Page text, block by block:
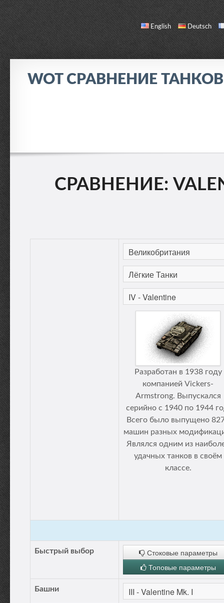
English Deutsch
WOT СРАВНЕНИЕ
О НАС / ОБРАТНАЯ СВЯЗЬ
СРАВНЕНИЕ:
Разработан в 1938 году
компанией Vickers-
Armstrong. Выпускался
серийно с 1940 по 1944
Всего было выпущено
машин разных
Являлся одним из
удачных танков в своём
классе.
Быстрый выбор
Стоковые параметры
Топовые параметры
Башни